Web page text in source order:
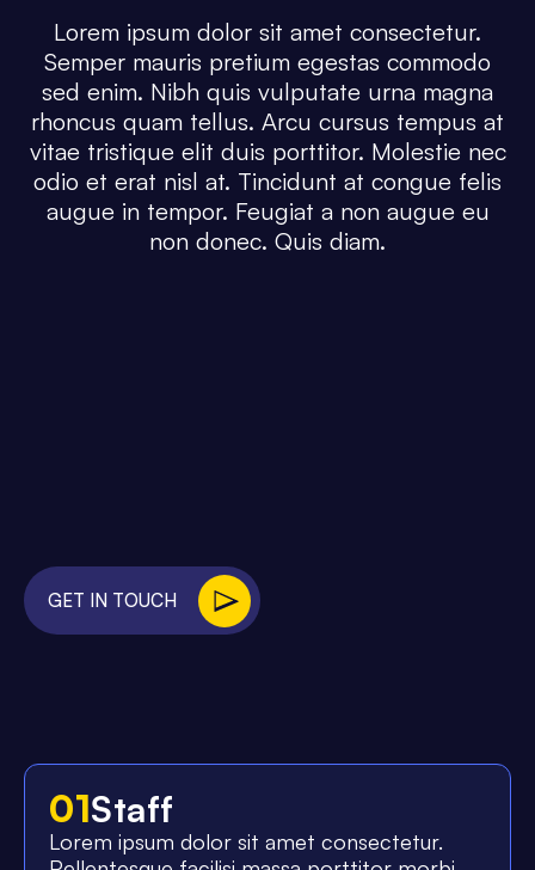
Lorem ipsum dolor sit amet consectetur.
Semper mauris pretium egestas commodo
sed enim. Nibh quis vulputate urna magna
rhoncus quam tellus. Arcu cursus tempus at
vitae tristique elit duis porttitor. Molestie nec
odio et erat nisl at. Tincidunt at congue felis
augue in tempor. Feugiat a non augue eu
non donec. Quis diam.
GET IN TOUCH
01Staff
Lorem ipsum dolor sit amet consectetur.